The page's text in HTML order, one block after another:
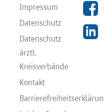
Impressum
Datenschutz
Datenschutz
ärztl.
Kreisverbände
Kontakt